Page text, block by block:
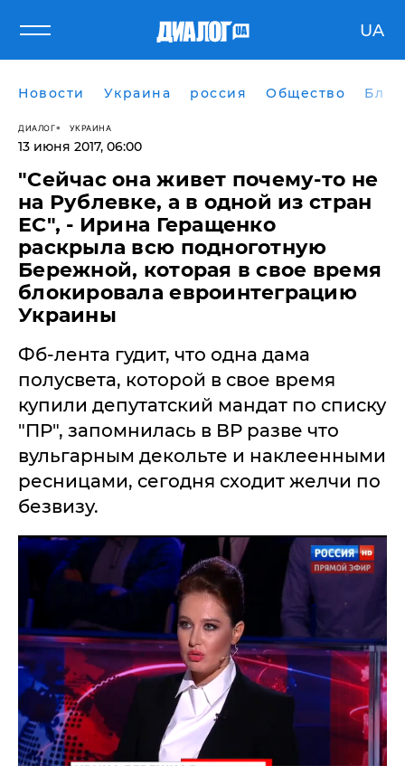
UA
Новости Украина россия Общество
ДИАЛОГ УКРАИНА
13 июня 2017, 06:00
"Сейчас она живет почему-то не
на Рублевке, а в одной из стран
ЕС", - Ирина Геращенко
раскрыла всю подноготную
Бережной, которая в свое время
блокировала евроинтеграцию
Украины
Фб-лента гудит, что одна дама
полусвета, которой в свое время
купили депутатский мандат по списку
"ПР", запомнилась в ВР разве что
вульгарным декольте и наклеенными
ресницами, сегодня сходит желчи по
безвизу.